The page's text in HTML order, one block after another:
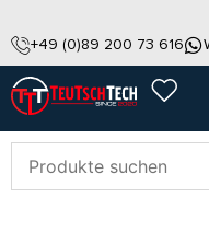
+49 (0)89 200 73 616